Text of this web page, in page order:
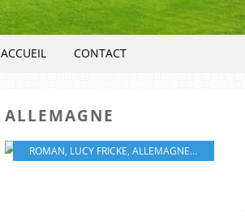
ACCUEIL CONTACT
ALLEMAGNE
ROMAN, LUCY FRICKE, ALLEMAGNE,LE